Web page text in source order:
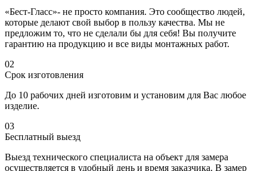
«Бест-Гласс»- не просто компания. Это сообщество людей,
которые делают свой выбор в пользу качества. Мы не
предложим то, что не сделали бы для себя! Вы получите
гарантию на продукцию и все виды монтажных работ.
02
Срок изготовления
До 10 рабочих дней изготовим и установим для Вас любое
изделие.
03
Бесплатный выезд
Выезд технического специалиста на объект для замера
осуществляется в удобный день и время заказчика. В замер